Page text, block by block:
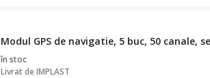
Modul GPS de navigatie, 5 buc, 50 canale,
în stoc
Livrat deIMPLAST